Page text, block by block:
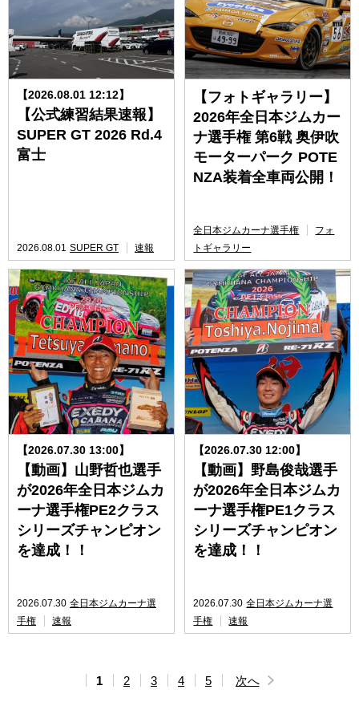
【2026.08.01 12:12】
【公式練習結果速報】
SUPER GT 2026 Rd.4
富士
2026.08.01 SUPER GT 速報
【フォトギャラリー】
2026年全日本ジムカー
ナ選手権 第6戦 奥伊吹
モーターパーク POTE
NZA装着全車両公開！
全日本ジムカーナ選手権
フォ
トギャラリー
【2026.07.30 13:00】
【動画】山野哲也選手
が2026年全日本ジムカ
ーナ選手権PE2クラス
シリーズチャンピオン
を達成！！
2026.07.30 全日本ジムカーナ選
手権
速報
【2026.07.30 12:00】
【動画】野島俊哉選手
が2026年全日本ジムカ
ーナ選手権PE1クラス
シリーズチャンピオン
を達成！！
2026.07.30 全日本ジムカーナ選
手権
速報
1 2 3 4 5 次へ